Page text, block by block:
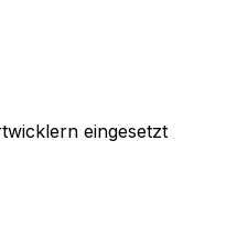
eingesetzt